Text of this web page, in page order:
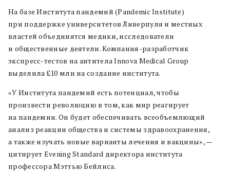
На базе Института пандемий (Pandemic Institute)
при поддержке университетов Ливерпуля и местных
властей объединятся медики, исследователи
и общественные деятели. Компания-разработчик
экспресс-тестов на антитела Innova Medical Group
выделила £10 млн на создание института.
«У Института пандемий есть потенциал, чтобы
произвести революцию в том, как мир реагирует
на пандемии. Он будет обеспечивать всеобъемлющий
анализ реакции общества и системы здравоохранения,
а также изучать новые варианты лечения и вакцины», —
цитирует Evening Standard директора института
профессора Мэттью Бейлиса.